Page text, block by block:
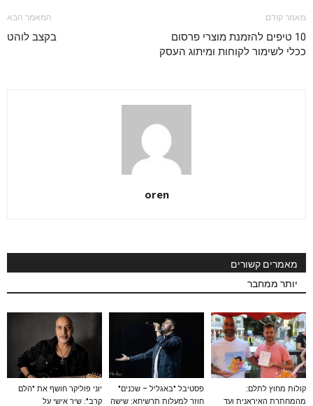
מאמר קודם
10 טיפים להזמנת מוצרי פרסום
ככלי לשימור לקוחות ומיתוג העסק
המאמר הבא
בקצב לוהט
oren
מאמרים קשורים
יותר ממחבר
קולות מחוץ לתלם:
מהמחתרת האיראנית ועד
פסטיבל "באגליל – שכנים"
חוזר למעלות תרשיחא: שישה
יוני פוליקר חושף את "הלם
קרב": שיר אישי על